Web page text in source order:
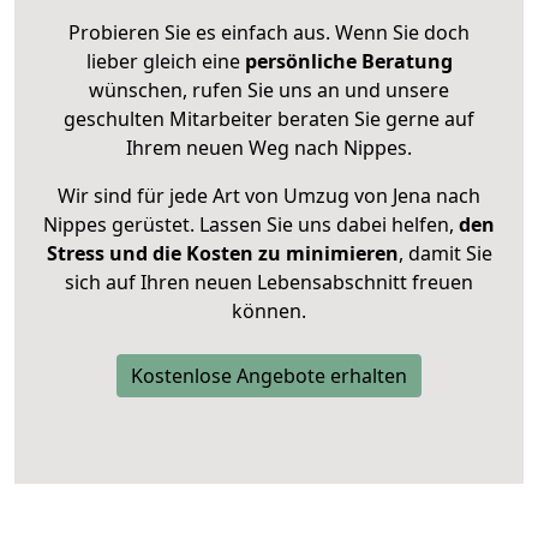
Probieren Sie es einfach aus. Wenn Sie doch
lieber gleich eine persönliche Beratung
wünschen, rufen Sie uns an und unsere
geschulten Mitarbeiter beraten Sie gerne auf
Ihrem neuen Weg nach Nippes.
Wir sind für jede Art von Umzug von Jena nach
Nippes gerüstet. Lassen Sie uns dabei helfen, den
Stress und die Kosten zu minimieren, damit Sie
sich auf Ihren neuen Lebensabschnitt freuen
können.
Kostenlose Angebote erhalten